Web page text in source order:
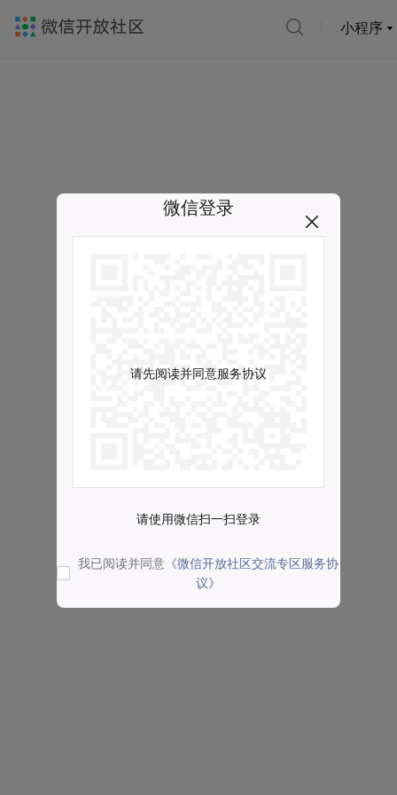
小程序
微信登录
请先阅读并同意服务协议
请使用微信扫一扫登录
我已阅读并同意 《微信开放社区交流专区服务协
议》